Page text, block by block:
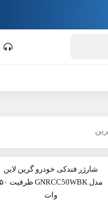
شارژر فندکی خودرو گرین لاین
مدل GNRCC50WBK ظرفیت ۵۰
وات